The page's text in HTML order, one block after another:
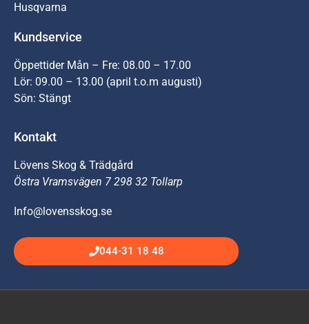
Husqvarna
Kundservice
Öppettider Mån – Fre: 08.00 – 17.00
Lör: 09.00 – 13.00 (april t.o.m augusti)
Sön: Stängt
Kontakt
Lövens Skog & Trädgård
Östra Vramsvägen 7 298 32 Tollarp
Info@lovensskog.se
044-31 18 48